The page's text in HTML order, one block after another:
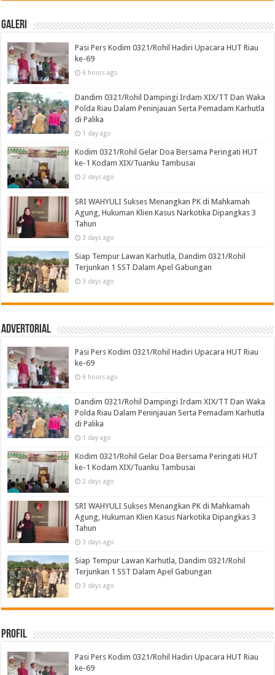
Galeri
Pasi Pers Kodim 0321/Rohil Hadiri Upacara HUT Riau
ke-69
6 hours ago
Dandim 0321/Rohil Dampingi Irdam XIX/TT Dan Waka
Polda Riau Dalam Peninjauan Serta Pemadam Karhutla
di Palika
1 day ago
Kodim 0321/Rohil Gelar Doa Bersama Peringati HUT
ke-1 Kodam XIX/Tuanku Tambusai
2 days ago
SRI WAHYULI Sukses Menangkan PK di Mahkamah
Agung, Hukuman Klien Kasus Narkotika Dipangkas 3
Tahun
3 days ago
Siap Tempur Lawan Karhutla, Dandim 0321/Rohil
Terjunkan 1 SST Dalam Apel Gabungan
3 days ago
Advertorial
Pasi Pers Kodim 0321/Rohil Hadiri Upacara HUT Riau
ke-69
6 hours ago
Dandim 0321/Rohil Dampingi Irdam XIX/TT Dan Waka
Polda Riau Dalam Peninjauan Serta Pemadam Karhutla
di Palika
1 day ago
Kodim 0321/Rohil Gelar Doa Bersama Peringati HUT
ke-1 Kodam XIX/Tuanku Tambusai
2 days ago
SRI WAHYULI Sukses Menangkan PK di Mahkamah
Agung, Hukuman Klien Kasus Narkotika Dipangkas 3
Tahun
3 days ago
Siap Tempur Lawan Karhutla, Dandim 0321/Rohil
Terjunkan 1 SST Dalam Apel Gabungan
3 days ago
Profil
Pasi Pers Kodim 0321/Rohil Hadiri Upacara HUT Riau
ke-69